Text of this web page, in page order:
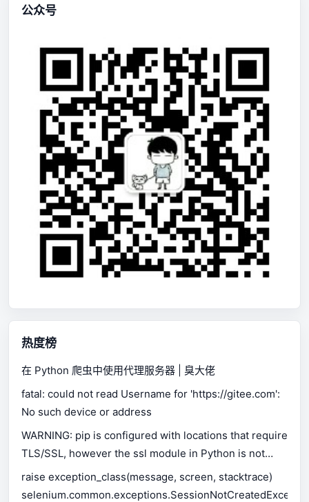
公众号
热度榜
在 Python 爬虫中使用代理服务器 | 臭大佬
fatal: could not read Username for 'https://gitee.com':
No such device or address
WARNING: pip is configured with locations that require
TLS/SSL, however the ssl module in Python is not
available.
raise exception_class(message, screen, stacktrace)